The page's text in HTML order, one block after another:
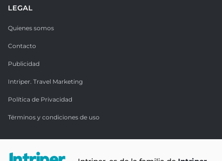
LEGAL
Quienes somos
Contacto
Publicidad
Intriper. Travel Marketing
Política de Privacidad
Términos y condiciones de uso